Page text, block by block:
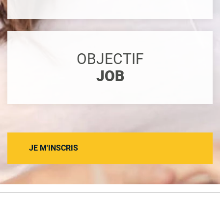
OBJECTIF
JOB
JE M'INSCRIS